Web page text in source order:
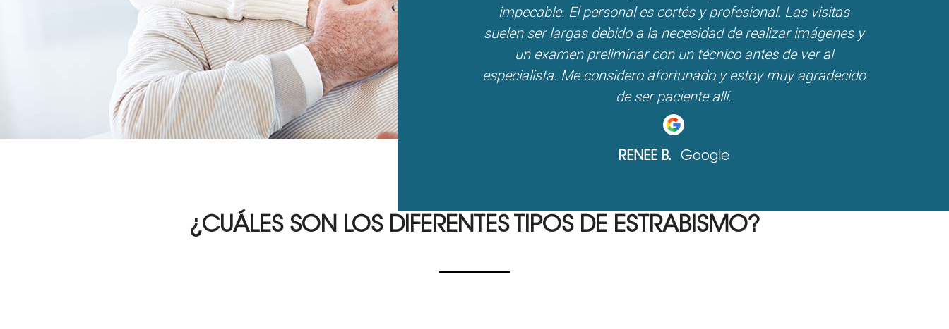
impecable. El personal es cortés y profesional. Las visitas
suelen ser largas debido a la necesidad de realizar imágenes y
un examen preliminar con un técnico antes de ver al
especialista. Me considero afortunado y estoy muy agradecido
de ser paciente allí.
RENEE B. Google
¿CUÁLES SON LOS DIFERENTES TIPOS DE ESTRABISMO?